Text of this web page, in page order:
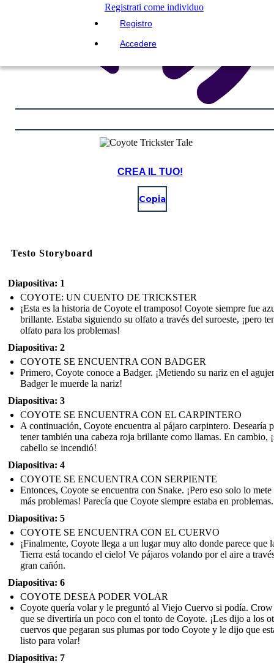
Registrati come individuo
Registro
Accedere
CREA IL TUO!
Copia
Testo Storyboard
Diapositiva: 1
COYOTE: UN CUENTO DE TRICKSTER
¡Esta es la historia de Coyote el tramposo! Coyote siempre fue
brillante. Estaba siguiendo su olfato a través del suroeste, ¡pero
olfato para los problemas!
Diapositiva: 2
COYOTE SE ENCUENTRA CON BADGER
Primero, Coyote conoce a Badger. ¡Metiendo su nariz en el
Badger le muerde la nariz!
Diapositiva: 3
COYOTE SE ENCUENTRA CON EL CARPINTERO
A continuación, Coyote encuentra al pájaro carpintero. Desearía
tener también una cabeza roja brillante como llamas. En cambio,
cabello se incendió!
Diapositiva: 4
COYOTE SE ENCUENTRA CON SERPIENTE
Entonces, Coyote se encuentra con Snake. ¡Pero eso solo lo mete
más problemas! Parecía que Coyote siempre estaba en problemas.
Diapositiva: 5
COYOTE SE ENCUENTRA CON EL CUERVO
¡Finalmente, Coyote llega a un lugar muy alto donde parece que
Tierra está tocando el cielo! Ve pájaros volando por el aire a
gran cañón.
Diapositiva: 6
COYOTE DESEA PODER VOLAR
Coyote quería volar y le preguntó al Viejo Cuervo si podía. Crow
que se divertiría un poco con el tonto de Coyote. ¡Les dijo a los
cuervos que pegaran sus plumas por todo Coyote y le dijo que
listo para volar!
Diapositiva: 7